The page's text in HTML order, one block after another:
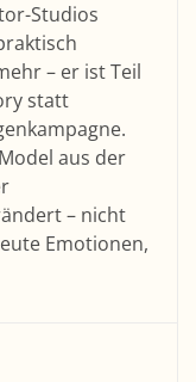
Studios
– er ist Teil
statt
aus der
– nicht
Emotionen,